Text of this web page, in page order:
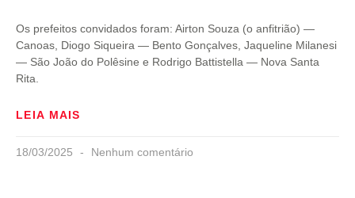
Os prefeitos convidados foram: Airton Souza (o anfitrião) —
Canoas, Diogo Siqueira — Bento Gonçalves, Jaqueline Milanesi
— São João do Polêsine e Rodrigo Battistella — Nova Santa
Rita.
LEIA MAIS
18/03/2025 Nenhum comentário